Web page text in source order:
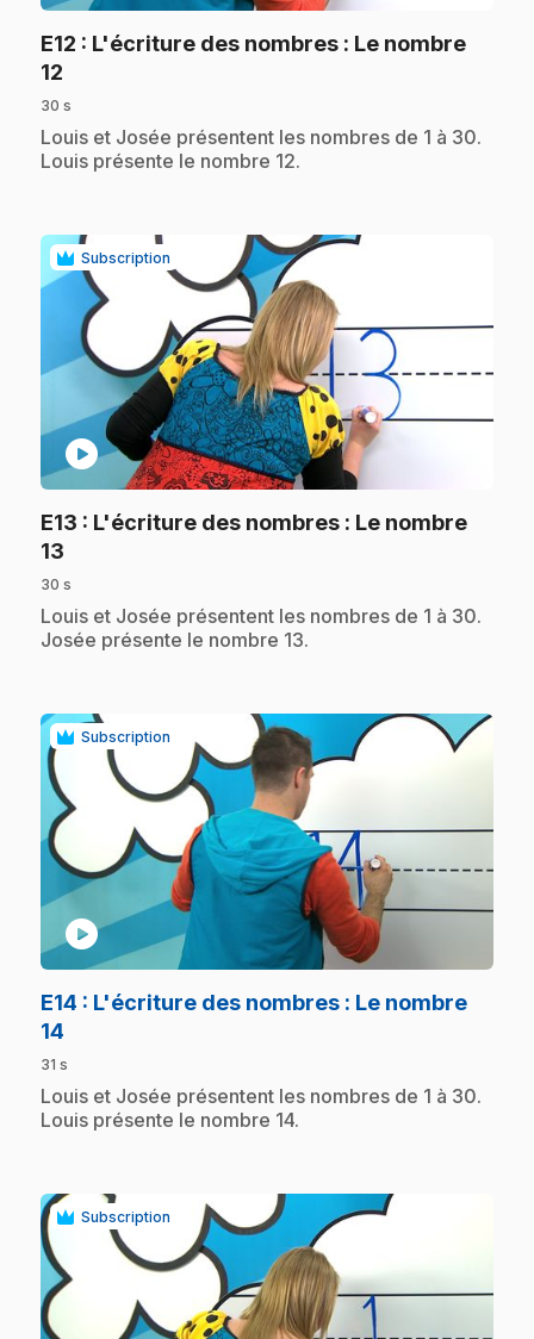
E12 : L'écriture des nombres : Le nombre
12
30 s
.Louis et Josée présentent les nombres de 1 à 30.
Louis présente le nombre 12.
Subscription
play_circle
E13 : L'écriture des nombres : Le nombre
13
30 s
.Louis et Josée présentent les nombres de 1 à 30.
Josée présente le nombre 13.
Subscription
play_circle
E14 : L'écriture des nombres : Le nombre
14
31 s
.Louis et Josée présentent les nombres de 1 à 30.
Louis présente le nombre 14.
Subscription